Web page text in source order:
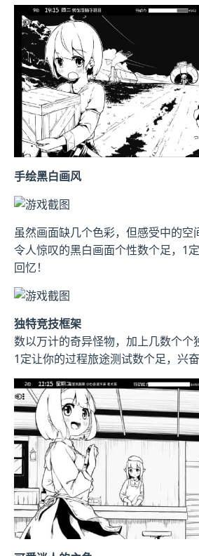
手绘黑白画风
虽然画面缺几个色彩，但感受中的空
令人惊叹的黑白画面个性数个足，1
回忆！
独特竞技框架
数以万计的奇异怪物，加上几数个个
1定让你的过程旅途测试数个足，兴奋